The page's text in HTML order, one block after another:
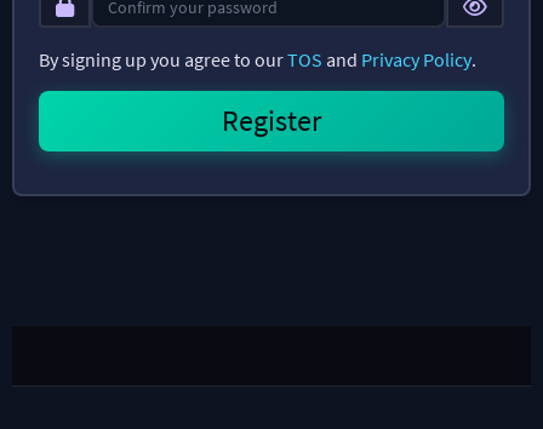
By signing up you agree to ourTOS and Privacy Policy.